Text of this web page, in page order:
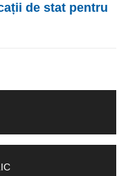
de stat pentru